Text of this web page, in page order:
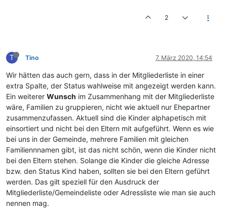
2
T Tino 7. März 2020, 14:54
Wir hätten das auch gern, dass in der Mitgliederliste in einer
extra Spalte, der Status wahlweise mit angezeigt werden kann.
Ein weiterer Wunsch im Zusammenhang mit der Mitgliederliste
wäre, Familien zu gruppieren, nicht wie aktuell nur Ehepartner
zusammenzufassen. Aktuell sind die Kinder alphapetisch mit
einsortiert und nicht bei den Eltern mit aufgeführt. Wenn es wie
bei uns in der Gemeinde, mehrere Familien mit gleichen
Familiennnamen gibt, ist das nicht schön, wenn die Kinder nicht
bei den Eltern stehen. Solange die Kinder die gleiche Adresse
bzw. den Status Kind haben, sollten sie bei den Eltern geführt
werden. Das gilt speziell für den Ausdruck der
Mitgliederliste/Gemeindeliste oder Adressliste wie man sie auch
nennen mag.